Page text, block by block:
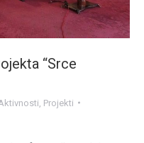
“Srce
Projekti